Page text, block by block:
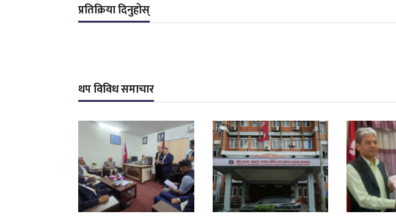
प्रतिक्रिया दिनुहोस्
थप विविध समाचार